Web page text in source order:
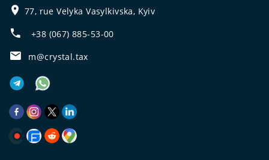
77, rue Velyka Vasylkivska, Kyiv
+38 (067) 885-53-00
m@crystal.tax